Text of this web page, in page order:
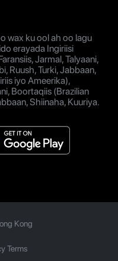
wax ku ool ah oo lagu
erayada Ingiriisi
Jarmal, Talyaani,
Ruush, Turki, Jabbaan,
iyo Ameerika),
Boortaqiis (Brazilian
Shiinaha, Kuuriya.
Kong
Terms